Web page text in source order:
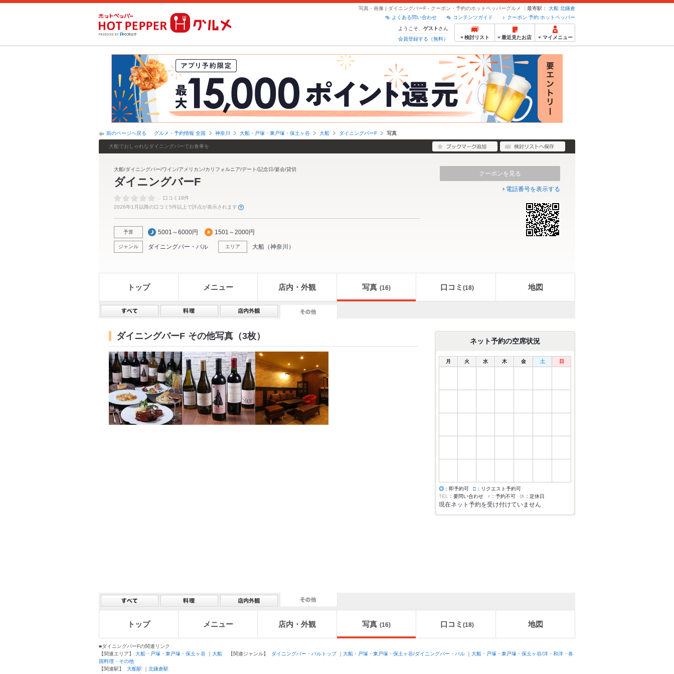
写真・画像 | ダイニングバーF - クーポン・予約のホットペッパーグルメ 最寄駅： 大船 北鎌倉
クーポン 予約 ホットペッパー
コンテンツガイド
よくある問い合わせ
ようこそ、 ゲスト さん
会員登録する（無料）
検討リスト 最近見たお店 マイメニュー
前のページへ戻る グルメ・予約情報 全国 神奈川 大船・戸塚・東戸塚・保土ヶ谷 大船 ダイニングバーF 写真
大船でおしゃれなダイニングバーでお食事を
大船/ダイニングバー/ワイン/アメリカン/カリフォルニア/デート/記念日/宴会/貸切
ダイニングバーF
-
口コミ18件
2026年1月以降の口コミ5件以上で評点が表示されます
予算 5001～6000円 1501～2000円
ジャンル ダイニングバー・バル エリア 大船 （神奈川 ）
クーポンを見る
電話番号を表示する
トップ メニュー 店内・外観 写真 (16) 口コミ (18) 地図
ダイニングバーF その他写真（3枚） ネット予約の空席状況
月 火 水 木 金 土 日
◎ ：即予約可 □ ：リクエスト予約可
TEL
：要問い合わせ × ：予約不可 休 ：定休日
現在ネット予約を受け付けていません
トップ メニュー 店内・外観 写真 (16) 口コミ (18) 地図
■ダイニングバーFの関連リンク
【関連エリア】 大船・戸塚・東戸塚・保土ヶ谷 ｜ 大船 【関連ジャンル】 ダイニングバー・バルトップ｜ 大船・戸塚・東戸塚・保土ヶ谷/ダイニングバー・バル ｜ 大船・戸塚・東戸塚・保土ヶ谷/洋・和洋・各
国料理・その他
【関連駅】 大船駅 ｜ 北鎌倉駅